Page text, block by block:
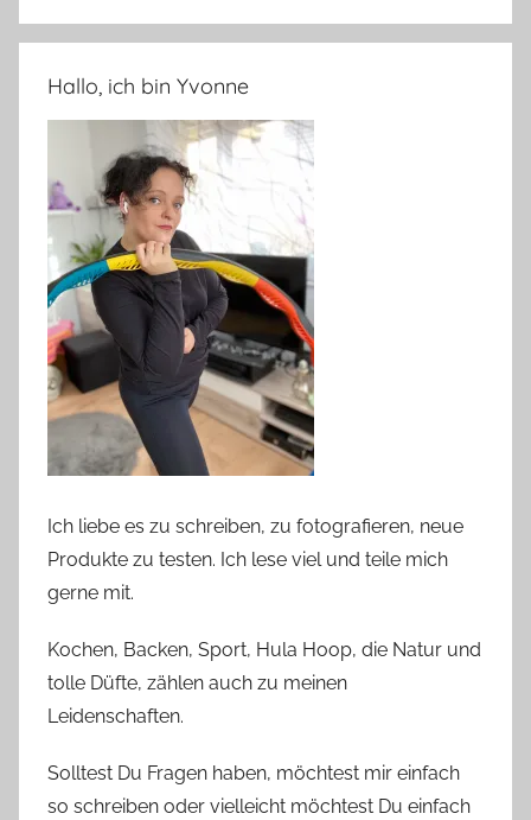
Hallo, ich bin Yvonne
Ich liebe es zu schreiben, zu fotografieren, neue
Produkte zu testen. Ich lese viel und teile mich
gerne mit.
Kochen, Backen, Sport, Hula Hoop, die Natur und
tolle Düfte, zählen auch zu meinen
Leidenschaften.
Solltest Du Fragen haben, möchtest mir einfach
so schreiben oder vielleicht möchtest Du einfach